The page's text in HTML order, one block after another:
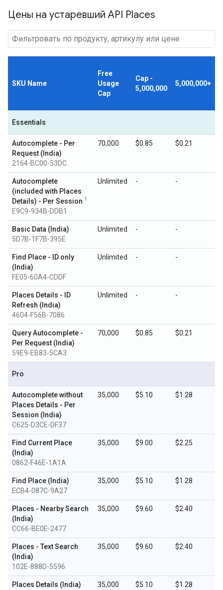
Цены на устаревший API Places
SKU Name
Free
Usage
Cap
Cap -
5,000,000
5,000,000+
Essentials
Autocomplete - Per
Request (India)
2164-BC00-53DC
70,000 $0.85 $0.21
Autocomplete
(included with Places
Details) - Per Session 1
E9C9-934B-DDB1
Unlimited - -
Basic Data (India)
5D7B-1F7B-395E
Unlimited - -
Find Place - ID only
(India)
FE05-60A4-CDDF
Unlimited - -
Places Details - ID
Refresh (India)
4604-F56B-7086
Unlimited - -
Query Autocomplete -
Per Request (India)
59E9-EB83-5CA3
70,000 $0.85 $0.21
Pro
Autocomplete without
Places Details - Per
Session (India)
C625-D3CE-DF37
35,000 $5.10 $1.28
Find Current Place
(India)
0862-F46E-1A1A
35,000 $9.00 $2.25
Find Place (India)
ECB4-087C-9A27
35,000 $5.10 $1.28
Places - Nearby Search
(India)
CC66-BE0E-2477
35,000 $9.60 $2.40
Places - Text Search
(India)
102E-888D-5596
35,000 $9.60 $2.40
Places Details (India)
35,000 $5.10 $1.28